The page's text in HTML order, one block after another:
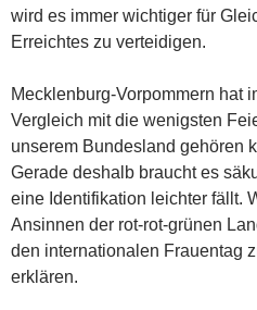
wird es immer wichtiger für
Erreichtes zu verteidigen.
Mecklenburg-Vorpommern hat
Vergleich mit die wenigsten
unserem Bundesland gehören
Gerade deshalb braucht es
eine Identifikation leichter fällt.
Ansinnen der rot-rot-grünen
den internationalen Frauentag
erklären.